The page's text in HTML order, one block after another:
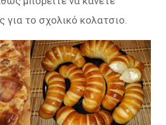
για το σχολικό κολατσιο.